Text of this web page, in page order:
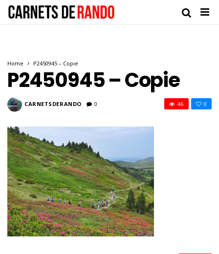
Home P2450945 – Copie
P2450945 – Copie
CARNETSDERANDO 0 0
46